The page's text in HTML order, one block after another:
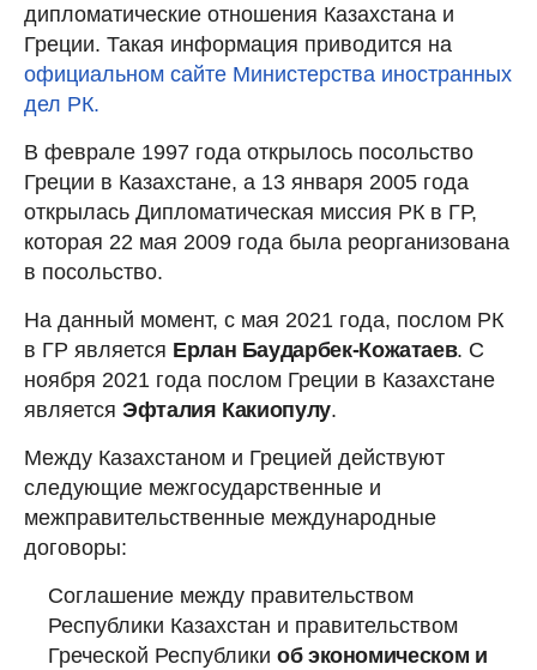
дипломатические отношения Казахстана и
Греции. Такая информация приводится на
официальном сайте Министерства иностранных
дел РК.
В феврале 1997 года открылось посольство
Греции в Казахстане, а 13 января 2005 года
открылась Дипломатическая миссия РК в ГР,
которая 22 мая 2009 года была реорганизована
в посольство.
На данный момент, с мая 2021 года, послом РК
в ГР является Ерлан Баударбек-Кожатаев. С
ноября 2021 года послом Греции в Казахстане
является Эфталия Какиопулу.
Между Казахстаном и Грецией действуют
следующие межгосударственные и
межправительственные международные
договоры:
Соглашение между правительством
Республики Казахстан и правительством
Греческой Республики об экономическом и